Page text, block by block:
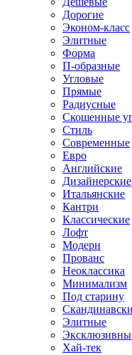
Дорогие
Эконом-класс
Элитные
Форма
П-образные
Угловые
Прямые
Радиусные
Скошенные
Стиль
Современные
Евро
Английские
Дизайнерские
Итальянские
Кантри
Классические
Лофт
Модерн
Прованс
Неоклассика
Минимализм
Под старину
Элитные
Хай-тек